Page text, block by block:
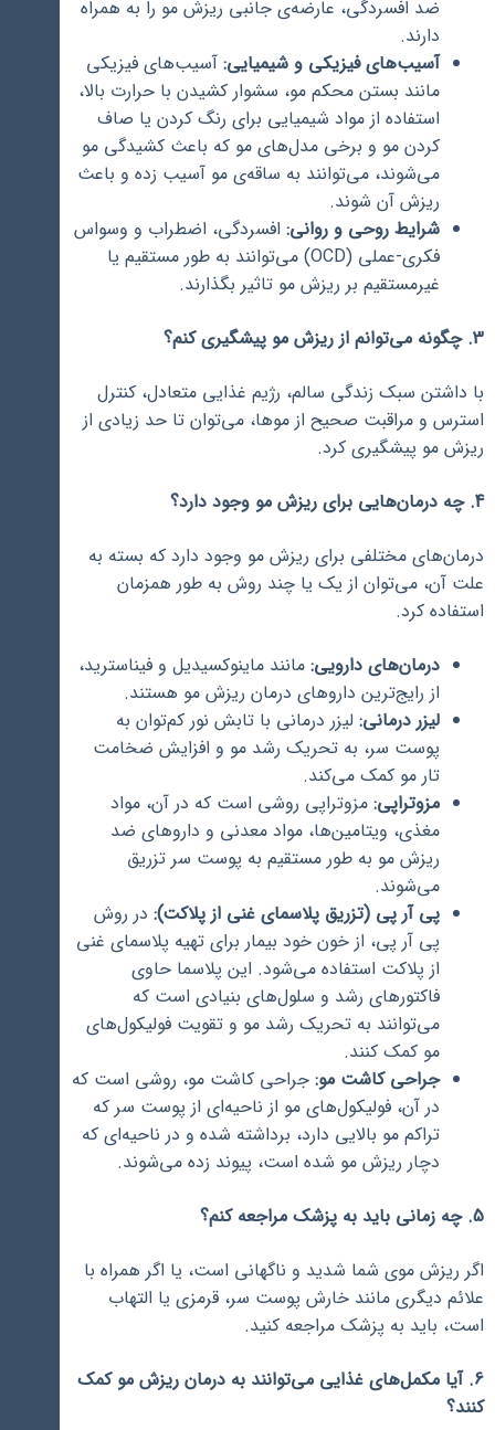
ضد افسردگی، عارضه‌ی جانبی ریزش مو را به همراه
دارند.
آسیب‌های فیزیکی و شیمیایی: آسیب‌های فیزیکی
مانند بستن محکم مو، سشوار کشیدن با حرارت بالا،
استفاده از مواد شیمیایی برای رنگ کردن یا صاف
کردن مو و برخی مدل‌های مو که باعث کشیدگی مو
می‌شوند، می‌توانند به ساقه‌ی مو آسیب زده و باعث
ریزش آن شوند.
شرایط روحی و روانی: افسردگی، اضطراب و وسواس
فکری-عملی (OCD) می‌توانند به طور مستقیم یا
غیرمستقیم بر ریزش مو تاثیر بگذارند.
3. چگونه می‌توانم از ریزش مو پیشگیری کنم؟
با داشتن سبک زندگی سالم، رژیم غذایی متعادل، کنترل
استرس و مراقبت صحیح از موها، می‌توان تا حد زیادی از
ریزش مو پیشگیری کرد.
4. چه درمان‌هایی برای ریزش مو وجود دارد؟
درمان‌های مختلفی برای ریزش مو وجود دارد که بسته به
علت آن، می‌توان از یک یا چند روش به طور همزمان
استفاده کرد.
درمان‌های دارویی: مانند ماینوکسیدیل و فیناسترید،
از رایج‌ترین داروهای درمان ریزش مو هستند.
لیزر درمانی: لیزر درمانی با تابش نور کم‌توان به
پوست سر، به تحریک رشد مو و افزایش ضخامت
تار مو کمک می‌کند.
مزوتراپی: مزوتراپی روشی است که در آن، مواد
مغذی، ویتامین‌ها، مواد معدنی و داروهای ضد
ریزش مو به طور مستقیم به پوست سر تزریق
می‌شوند.
پی آر پی (تزریق پلاسمای غنی از پلاکت): در روش
پی آر پی، از خون خود بیمار برای تهیه پلاسمای غنی
از پلاکت استفاده می‌شود. این پلاسما حاوی
فاکتورهای رشد و سلول‌های بنیادی است که
می‌توانند به تحریک رشد مو و تقویت فولیکول‌های
مو کمک کنند.
جراحی کاشت مو: جراحی کاشت مو، روشی است که
در آن، فولیکول‌های مو از ناحیه‌ای از پوست سر که
تراکم مو بالایی دارد، برداشته شده و در ناحیه‌ای که
دچار ریزش مو شده است، پیوند زده می‌شوند.
5. چه زمانی باید به پزشک مراجعه کنم؟
اگر ریزش موی شما شدید و ناگهانی است، یا اگر همراه با
علائم دیگری مانند خارش پوست سر، قرمزی یا التهاب
است، باید به پزشک مراجعه کنید.
6. آیا مکمل‌های غذایی می‌توانند به درمان ریزش مو کمک
کنند؟